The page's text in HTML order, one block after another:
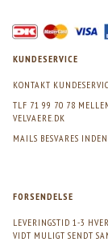
KUNDESERVICE
KONTAKT
TLF 71 99 70 78
VELVAERE.DK
MAILS BESVARES
FORSENDELSE
LEVERINGSTID 1-3
VIDT MULIGT SENDT